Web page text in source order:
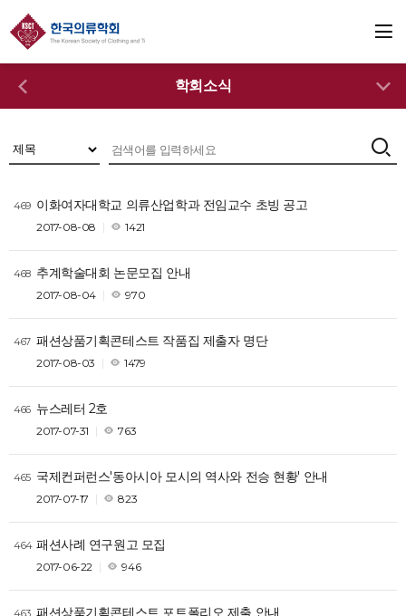
학회소식
469 이화여자대학교 의류산업학과 전임교수 초빙 공고
2017-08-08 1421
468 추계학술대회 논문모집 안내
2017-08-04 970
467 패션상품기획콘테스트 작품집 제출자 명단
2017-08-03 1479
466 뉴스레터 2호
2017-07-31 763
465 국제컨퍼런스'동아시아 모시의 역사와 전승 현황' 안내
2017-07-17 823
464 패션사례 연구원고 모집
2017-06-22 946
463 패션상품기획콘테스트 포트폴리오 제출 안내